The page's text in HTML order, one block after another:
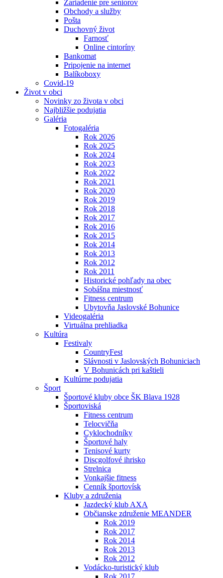
Zariadenie pre seniorov
Obchody a služby
Pošta
Duchovný život
Farnosť
Online cintoríny
Bankomat
Pripojenie na internet
Balíkoboxy
Covid-19
Život v obci
Novinky zo života v obci
Najbližšie podujatia
Galéria
Fotogaléria
Rok 2026
Rok 2025
Rok 2024
Rok 2023
Rok 2022
Rok 2021
Rok 2020
Rok 2019
Rok 2018
Rok 2017
Rok 2016
Rok 2015
Rok 2014
Rok 2013
Rok 2012
Rok 2011
Historické pohľady na obec
Sobášna miestnosť
Fitness centrum
Ubytovňa Jaslovské Bohunice
Videogaléria
Virtuálna prehliadka
Kultúra
Festivaly
CountryFest
Slávnosti v Jaslovských Bohuniciach
V Bohunicách pri kaštieli
Kultúrne podujatia
Šport
Športové kluby obce ŠK Blava 1928
Športoviská
Fitness centrum
Telocvičňa
Cyklochodníky
Športové haly
Tenisové kurty
Discgolfové ihrisko
Strelnica
Vonkajšie fitness
Cenník športovísk
Kluby a združenia
Jazdecký klub AXA
Občianske združenie MEANDER
Rok 2019
Rok 2017
Rok 2014
Rok 2013
Rok 2012
Vodácko-turistický klub
Rok 2017